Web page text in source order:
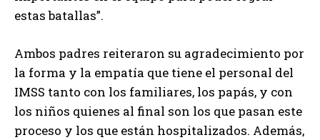
estas batallas”.
Ambos padres reiteraron su agradecimiento por
la forma y la empatía que tiene el personal del
IMSS tanto con los familiares, los papás, y con
los niños quienes al final son los que pasan este
proceso y los que están hospitalizados. Además,